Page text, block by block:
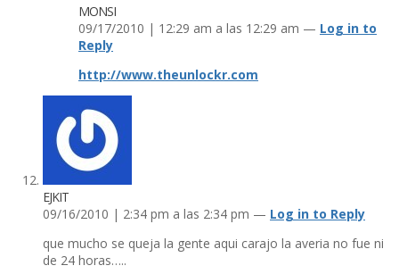
MONSI
09/17/2010 | 12:29 am a las 12:29 am — Log in to
Reply
http://www.theunlockr.com
EJKIT
09/16/2010 | 2:34 pm a las 2:34 pm — Log in to Reply
que mucho se queja la gente aqui carajo la averia no fue ni
de 24 horas…..